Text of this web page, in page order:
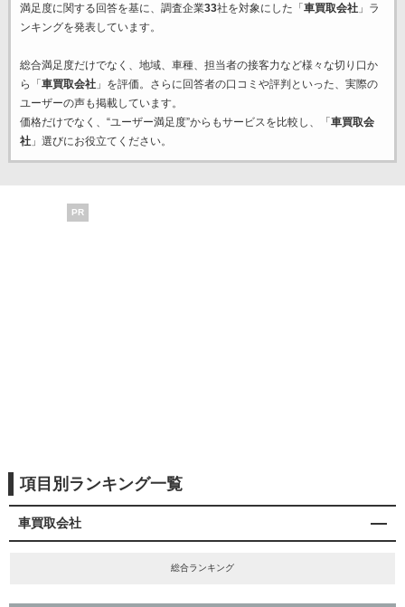
満足度に関する回答を基に、調査企業33社を対象にした「 車買取会社」ラ
ンキングを発表しています。
総合満足度だけでなく、地域、車種、担当者の接客力など様々な切り口か
ら「 車買取会社」を評価。さらに回答者の口コミや評判といった、実際の
ユーザーの声も掲載しています。
価格だけでなく、“ユーザー満足度”からもサービスを比較し、「 車買取会
社」選びにお役立てください。
PR
項目別ランキング一覧
車買取会社
総合ランキング